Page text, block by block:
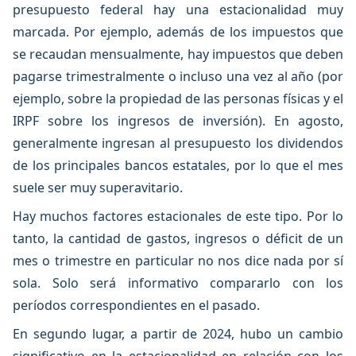
presupuesto federal hay una estacionalidad muy
marcada. Por ejemplo, además de los impuestos que
se recaudan mensualmente, hay impuestos que deben
pagarse trimestralmente o incluso una vez al año (por
ejemplo, sobre la propiedad de las personas físicas y el
IRPF sobre los ingresos de inversión). En agosto,
generalmente ingresan al presupuesto los dividendos
de los principales bancos estatales, por lo que el mes
suele ser muy superavitario.
Hay muchos factores estacionales de este tipo. Por lo
tanto, la cantidad de gastos, ingresos o déficit de un
mes o trimestre en particular no nos dice nada por sí
sola. Solo será informativo compararlo con los
períodos correspondientes en el pasado.
En segundo lugar, a partir de 2024, hubo un cambio